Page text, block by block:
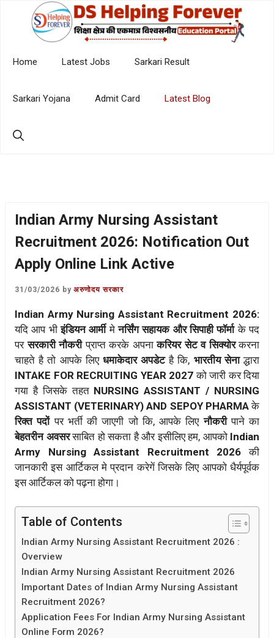
Home Latest Jobs Sarkari Result
Sarkari Yojana Admit Card Latest Blog
Indian Army Nursing Assistant
Recruitment 2026: Notification Out
Apply Online Link Active
31/03/2026 byअरुणोदय सरकार
Indian Army Nursing Assistant Recruitment 2026:
यदि आप भीइंडियन आर्मीमेनर्सिंग सहायक और सिपाही फॉर्माके पद
परसरकारी नौकरीप्राप्त करके अपनाकरियर सेट व सिक्योरकरना
चाहते है तो आपके लिएधमाकेदार अपडेटहै कि, भारतीय सेनाद्धारा
INTAKE FOR RECRUITING YEAR 2027को जारी कर दिया
गया है जिसके तहत NURSING ASSISTANT / NURSING
ASSISTANT (VETERINARY) AND SEPOY PHARMA के
रिक्त पदोंपर भर्ती की जाएगी जो कि, आपके लिएनौकरीपाने का
बेहतरीन अवसरसाबित हो सकता है और इसीलिए हम, आपको Indian
Army Nursing Assistant Recruitment 2026की
जानकारी इस आर्टिकल मे प्रदान करेगें जिसके लिए आपको धैर्यपूर्वक
इस आर्टिकल को पढ़ना होगा।
Table of Contents
Indian Army Nursing Assistant Recruitment 2026 :
Overview
Indian Army Nursing Assistant Recruitment 2026
Important Dates of Indian Army Nursing Assistant
Recruitment 2026?
Application Fees For Indian Army Nursing Assistant
Online Form 2026?